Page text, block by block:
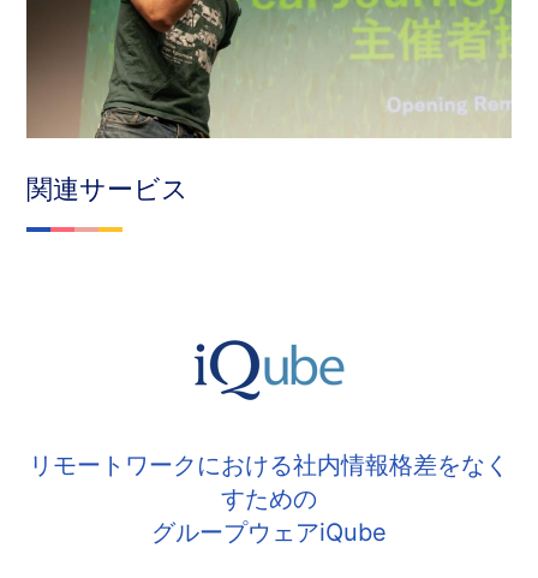
関連サービス
リモートワークにおける社内情報格差をなく
すための
グループウェアiQube